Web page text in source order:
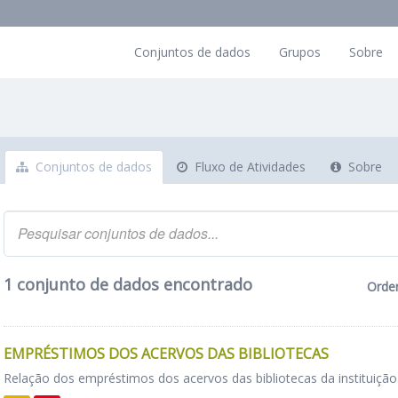
Conjuntos de dados Grupos Sobre
Conjuntos de dados Fluxo de Atividades Sobre
1 conjunto de dados encontrado
EMPRÉSTIMOS DOS ACERVOS DAS BIBLIOTECAS
Relação dos empréstimos dos acervos das bibliotecas da instituição.